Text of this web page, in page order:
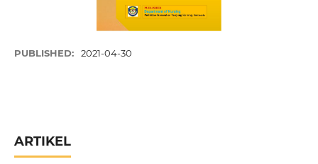
PUBLISHED: 2021-04-30
ARTIKEL